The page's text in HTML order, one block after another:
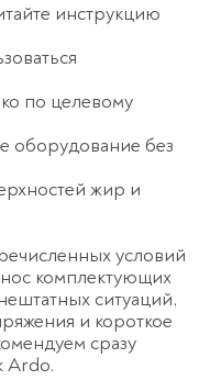
инструкцию
по целевому
оборудование без
жир и
условий
комплектующих
ситуаций,
и короткое
сразу
Ardo.